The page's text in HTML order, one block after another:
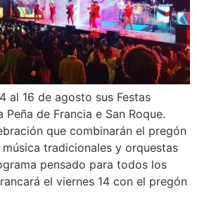
al 16 de agosto sus Festas
de Francia e San Roque.
que combinarán el pregón
tradicionales y orquestas
pensado para todos los
el viernes 14 con el pregón